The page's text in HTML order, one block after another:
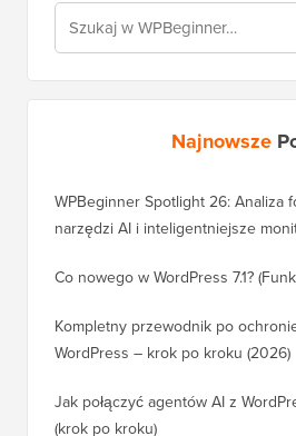
Najnowsze
WPBeginner Spotlight 26: Analiza
narzędzi AI i inteligentniejsze
Co nowego w WordPress 7.1?
Kompletny przewodnik po
WordPress – krok po kroku (2026)
Jak połączyć agentów AI z
(krok po kroku)